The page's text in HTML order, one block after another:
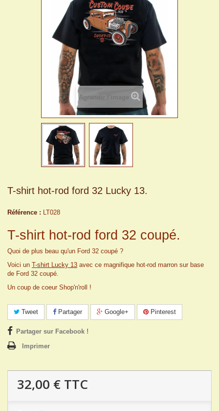
Agrandir l'image
T-shirt hot-rod ford 32 Lucky 13.
Référence : LT028
T-shirt hot-rod ford 32 coupé.
Quoi de plus beau qu'un Ford 32 coupé ?
Voici un T-shirt Lucky 13 avec ce magnifique hot-rod marron sur base
de Ford 32 coupé.
Un coup de coeur Shop'n'roll !
Tweet Partager Google+ Pinterest
Partager sur Facebook !
Imprimer
32,00 € TTC